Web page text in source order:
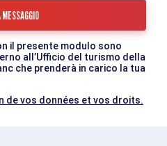
il presente modulo sono
all’Ufficio del turismo della
che prenderà in carico la tua
de vos données et vos droits.